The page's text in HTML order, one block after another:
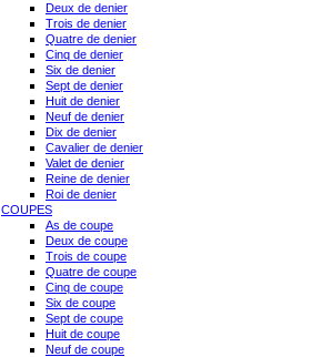
Deux de denier
Trois de denier
Quatre de denier
Cinq de denier
Six de denier
Sept de denier
Huit de denier
Neuf de denier
Dix de denier
Cavalier de denier
Valet de denier
Reine de denier
Roi de denier
COUPES
As de coupe
Deux de coupe
Trois de coupe
Quatre de coupe
Cinq de coupe
Six de coupe
Sept de coupe
Huit de coupe
Neuf de coupe